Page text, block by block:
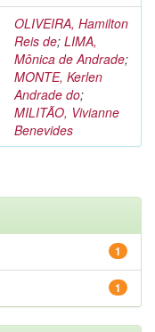
OLIVEIRA, Hamilton
Reis de; LIMA,
Mônica de Andrade;
MONTE, Kerlen
Andrade do;
MILITÃO, Vivianne
Benevides
1
1